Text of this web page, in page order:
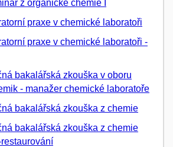
z organické chemie I
praxe v chemické laboratoři
praxe v chemické laboratoři -
bakalářská zkouška v oboru
- manažer chemické laboratoře
bakalářská zkouška z chemie
bakalářská zkouška z chemie